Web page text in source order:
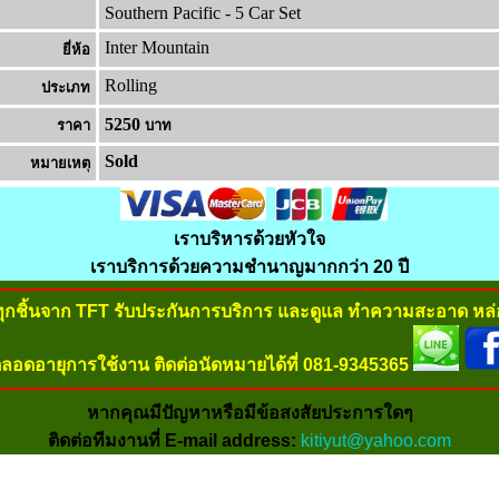
Southern Pacific - 5 Car Set
ยี่ห้อ Inter Mountain
ประเภท Rolling
ราคา 5250 บาท
หมายเหต Sold
เราบริหารด้วยหัวใจ
เราบริการด้วยความชำนาญมากกว่า 20 ปี
ชิ้นจาก TFT รับประกันการบริการ และดูแล ทำความสะอาด ห
อดอายุการใช้งาน ติดต่อนัดหมายได้ที่ 081-9345365
หากคุณมีปัญหาหรือมีข้อสงสัยประการใดๆ
ติดต่อทีมงานที่ E-mail address: kitiyut@yahoo.com